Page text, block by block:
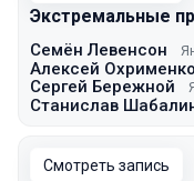
Экстремальные
Семён Левенсон
Алексей Охрименко
Сергей Бережной
Станислав
Смотреть запись